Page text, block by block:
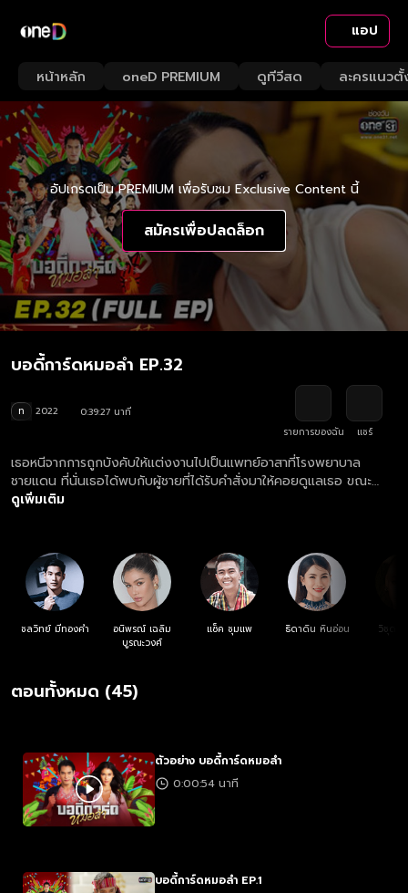
แอป
หน้าหลัก oneD PREMIUM ดูทีวีสด ละครแนวตั้
อัปเกรดเป็น PREMIUM เพื่อรับชม Exclusive Content นี้
สมัครเพื่อปลดล็อก
บอดี้การ์ดหมอลำ EP.32
ท 2022
0:39:27 นาที
รายการของฉัน
แชร์
เธอหนีจากการถูกบังคับให้แต่งงานไปเป็นแพทย์อาสาที่โรงพยาบาล
ชายแดน ที่นั่นเธอได้พบกับผู้ชายที่ได้รับคำสั่งมาให้คอยดูแลเธอ ขณะ
เดียวกันเธอก็ได้พบกับ หนุ่มหมอลำผีบ้า ที่คอยสร้างสีสัน แต่หารู้ไม่ว่าทั้ง
ดูเพิ่มเติม
ชลวิทย์ มีทองคำ
อนิพรณ์ เฉลิม
บูรณะวงศ์
แซ็ค ชุมแพ ธิดาดิน หินอ่อน วิชุดา
ตอนทั้งหมด (45)
ตัวอย่าง บอดี้การ์ดหมอลำ
0:00:54 นาที
บอดี้การ์ดหมอลำ EP.1